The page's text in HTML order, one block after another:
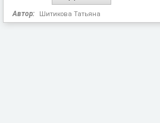
Автор: Шитикова Татьяна